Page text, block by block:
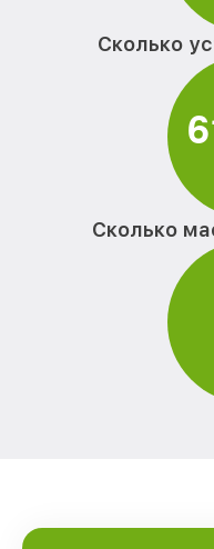
Сколько
6
Сколько